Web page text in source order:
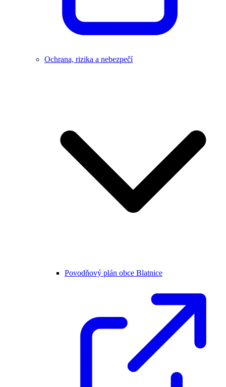
Ochrana, rizika a nebezpečí
Povodňový plán obce Blatnice